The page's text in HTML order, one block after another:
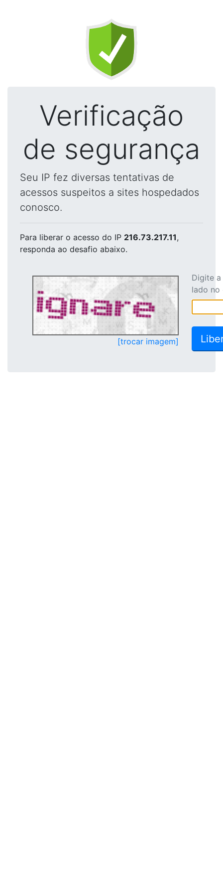
Verificação
de segurança
Seu IP fez diversas tentativas de
acessos suspeitos a sites hospedados
conosco.
Para liberar o acesso do IP 216.73.217.11,
responda ao desafio abaixo.
[trocar imagem]
Digite
lado no